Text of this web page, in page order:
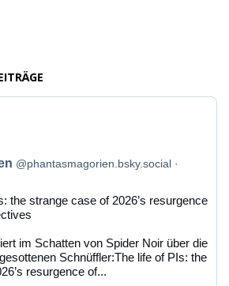
@phantasmagorien.bsky.social
the strange case of 2026’s resurgence
im Schatten von Spider Noir über die
Schnüffler:The life of PIs: the
resurgence of...